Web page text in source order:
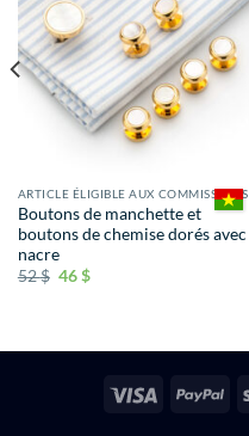
ARTICLE ÉLIGIBLE AUX COMMISSIONS
Boutons de manchette et
boutons de chemise dorés avec
nacre
52$ 46$